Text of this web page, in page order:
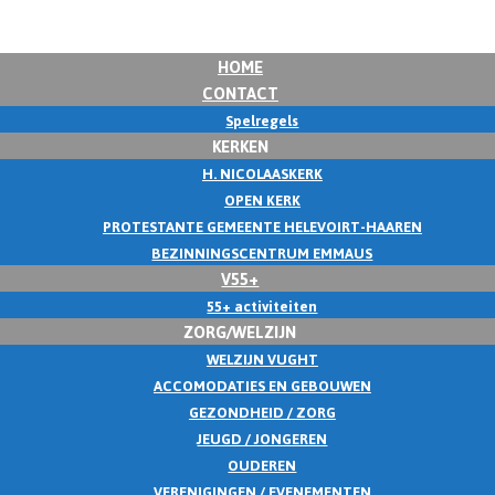
HOME
CONTACT
Spelregels
KERKEN
H. NICOLAASKERK
OPEN KERK
PROTESTANTE GEMEENTE HELEVOIRT-HAAREN
BEZINNINGSCENTRUM EMMAUS
V55+
55+ activiteiten
ZORG/WELZIJN
WELZIJN VUGHT
ACCOMODATIES EN GEBOUWEN
GEZONDHEID / ZORG
JEUGD / JONGEREN
OUDEREN